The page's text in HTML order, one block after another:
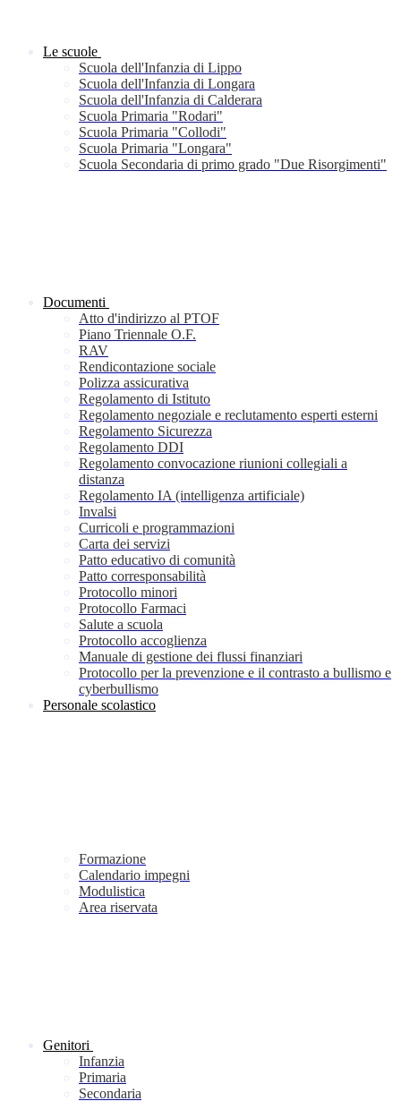
Le scuole
Scuola dell'Infanzia di Lippo
Scuola dell'Infanzia di Longara
Scuola dell'Infanzia di Calderara
Scuola Primaria "Rodari"
Scuola Primaria "Collodi"
Scuola Primaria "Longara"
Scuola Secondaria di primo grado "Due Risorgimenti"
Documenti
Atto d'indirizzo al PTOF
Piano Triennale O.F.
RAV
Rendicontazione sociale
Polizza assicurativa
Regolamento di Istituto
Regolamento negoziale e reclutamento esperti esterni
Regolamento Sicurezza
Regolamento DDI
Regolamento convocazione riunioni collegiali a
distanza
Regolamento IA (intelligenza artificiale)
Invalsi
Curricoli e programmazioni
Carta dei servizi
Patto educativo di comunità
Patto corresponsabilità
Protocollo minori
Protocollo Farmaci
Salute a scuola
Protocollo accoglienza
Manuale di gestione dei flussi finanziari
Protocollo per la prevenzione e il contrasto a bullismo e
cyberbullismo
Personale scolastico
Formazione
Calendario impegni
Modulistica
Area riservata
Genitori
Infanzia
Primaria
Secondaria